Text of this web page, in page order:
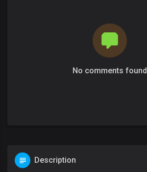
No comments found
Description